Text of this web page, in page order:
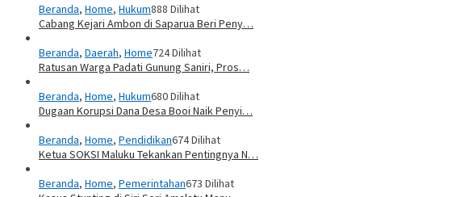
Beranda, Home, Hukum888 Dilihat
Cabang Kejari Ambon di Saparua Beri Peny…
Beranda, Daerah, Home724 Dilihat
Ratusan Warga Padati Gunung Saniri, Pros…
Beranda, Home, Hukum680 Dilihat
Dugaan Korupsi Dana Desa Booi Naik Penyi…
Beranda, Home, Pendidikan674 Dilihat
Ketua SOKSI Maluku Tekankan Pentingnya N…
Beranda, Home, Pemerintahan673 Dilihat